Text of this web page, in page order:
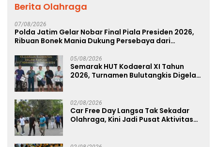
Berita Olahraga
07/08/2026
Polda Jatim Gelar Nobar Final Piala Presiden 2026,
Ribuan Bonek Mania Dukung Persebaya dari
05/08/2026
Semarak HUT Kodaeral XI Tahun
2026, Turnamen Bulutangkis Digelar
02/08/2026
Car Free Day Langsa Tak Sekadar
Olahraga, Kini Jadi Pusat Aktivitas